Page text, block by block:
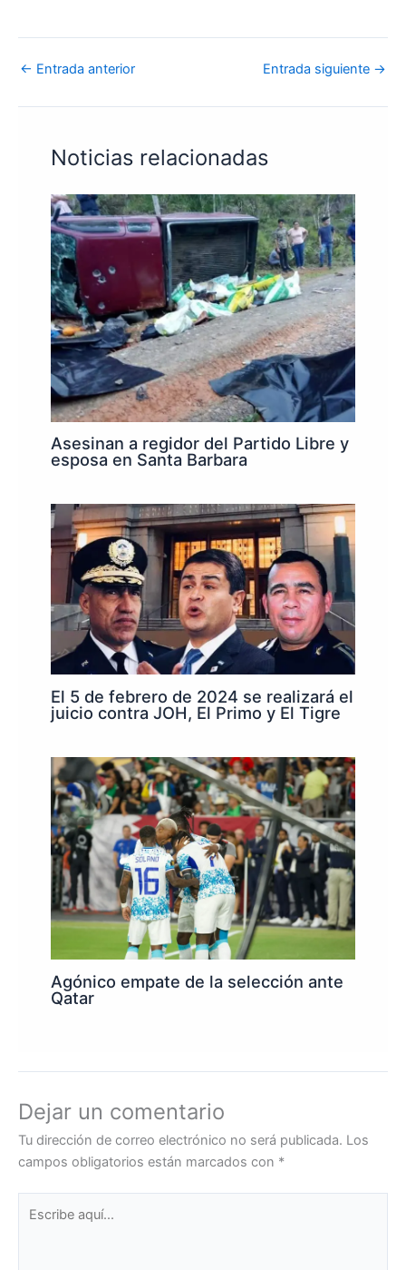
← Entrada anterior Entrada siguiente →
Noticias relacionadas
Asesinan a regidor del Partido Libre y
esposa en Santa Barbara
El 5 de febrero de 2024 se realizará el
juicio contra JOH, El Primo y El Tigre
Agónico empate de la selección ante
Qatar
Dejar un comentario
Tu dirección de correo electrónico no será publicada. Los
campos obligatorios están marcados con *
aquí...